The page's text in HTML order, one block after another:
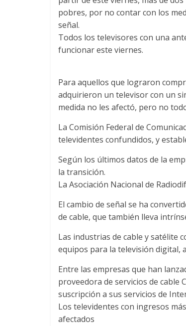
pobres, por no contar con los
señal.
Todos los televisores con una
funcionar este viernes.
Para aquellos que lograron
adquirieron un televisor con un
medida no les afectó, pero no
La Comisión Federal de
televidentes confundidos, y
Según los últimos datos de la
la transición.
La Asociación Nacional de
El cambio de señal se ha
de cable, que también lleva
Las industrias de cable y satélite
equipos para la televisión digital,
Entre las empresas que han
proveedora de servicios de cable
suscripción a sus servicios de
Los televidentes con ingresos
afectados